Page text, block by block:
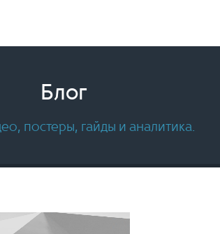
Блог
постеры, гайды и аналитика.